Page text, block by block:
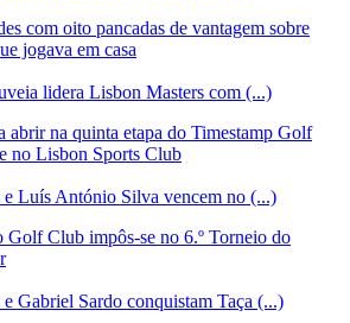
com oito pancadas de vantagem sobre
jogava em casa
lidera Lisbon Masters com (...)
abrir na quinta etapa do Timestamp Golf
no Lisbon Sports Club
e Luís António Silva vencem no (...)
Club impôs-se no 6.º Torneio do
Gabriel Sardo conquistam Taça (...)